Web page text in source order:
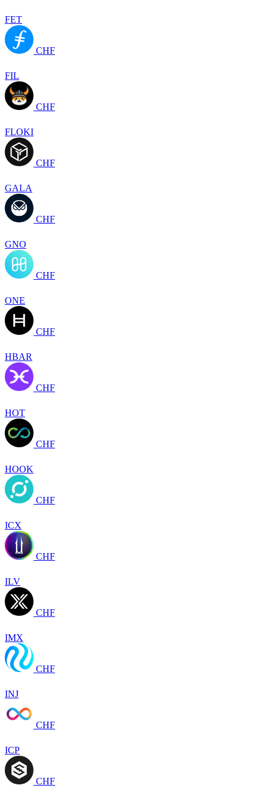
FET
CHF
FIL
CHF
FLOKI
CHF
GALA
CHF
GNO
CHF
ONE
CHF
HBAR
CHF
HOT
CHF
HOOK
CHF
ICX
CHF
ILV
CHF
IMX
CHF
INJ
CHF
ICP
CHF